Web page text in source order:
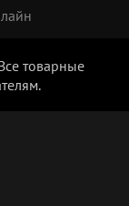
товарные